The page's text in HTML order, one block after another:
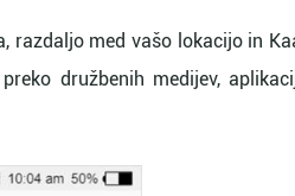
razdaljo med vašo lokacijo in
družbenih medijev,